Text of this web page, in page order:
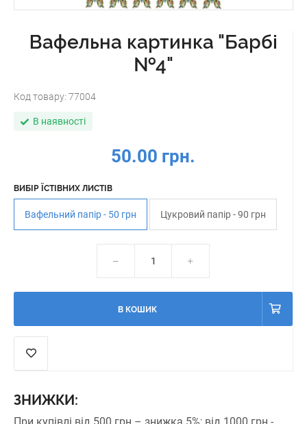
Вафельна картинка "Барбі
№4"
Код товару: 77004
В наявності
50.00 грн.
ВИБІР ЇСТІВНИХ ЛИСТІВ
Вафельний папір - 50 грн Цукровий папір - 90 грн
В КОШИК
ЗНИЖКИ: